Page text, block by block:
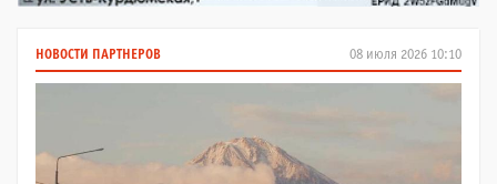
08 июля 2026 10:10
НОВОСТИ ПАРТНЕРОВ